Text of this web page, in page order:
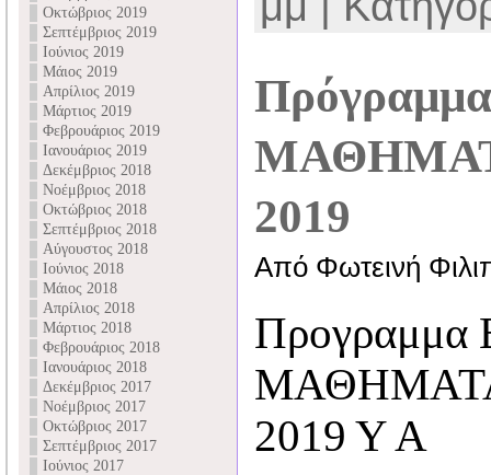
Οκτώβριος 2019
Σεπτέμβριος 2019
Ιούνιος 2019
Μάιος 2019
Απρίλιος 2019
Μάρτιος 2019
Φεβρουάριος 2019
Ιανουάριος 2019
Δεκέμβριος 2018
Νοέμβριος 2018
Οκτώβριος 2018
Σεπτέμβριος 2018
Αύγουστος 2018
Ιούνιος 2018
Μάιος 2018
Απρίλιος 2018
Μάρτιος 2018
Φεβρουάριος 2018
Ιανουάριος 2018
Δεκέμβριος 2017
Νοέμβριος 2017
Οκτώβριος 2017
Σεπτέμβριος 2017
Ιούνιος 2017
2019
Από Φωτεινή
Προγραμμα
2019 Υ Α